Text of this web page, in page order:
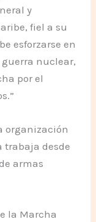
y
fiel a su
esforzarse en
nuclear,
por el
organización
trabaja desde
armas
la Marcha